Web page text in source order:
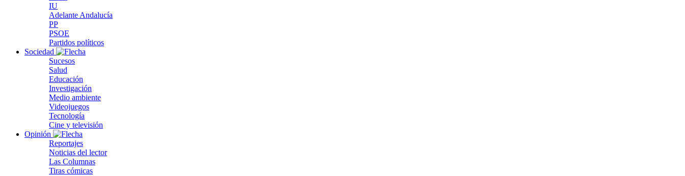
IU
Adelante Andalucía
PP
PSOE
Partidos políticos
Sociedad
Sucesos
Salud
Educación
Investigación
Medio ambiente
Videojuegos
Tecnología
Cine y televisión
Opinión
Reportajes
Noticias del lector
Las Columnas
Tiras cómicas